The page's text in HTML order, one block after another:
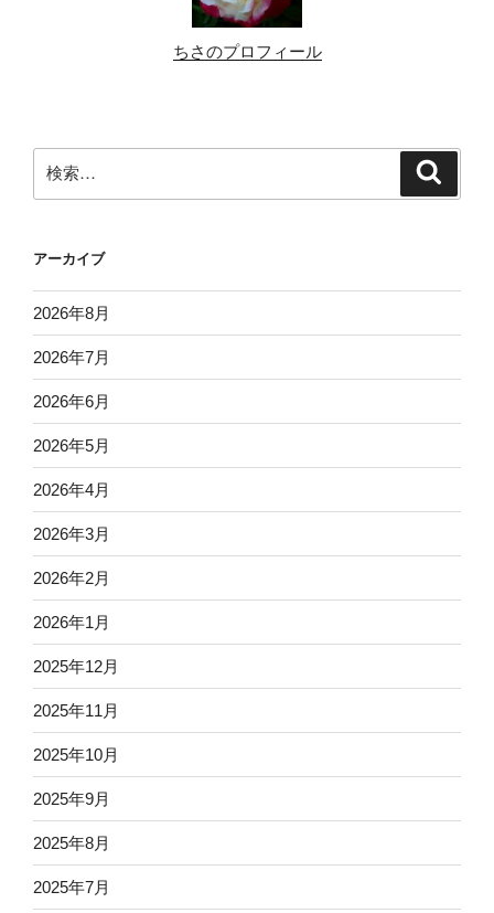
ちさのプロフィール
索:
アーカイブ
2026年8月
2026年7月
2026年6月
2026年5月
2026年4月
2026年3月
2026年2月
2026年1月
2025年12月
2025年11月
2025年10月
2025年9月
2025年8月
2025年7月